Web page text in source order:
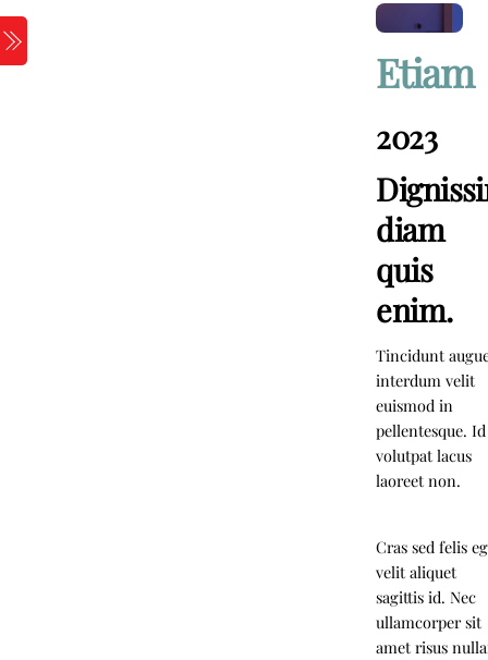
Skip
to
content
Etiam
2023
diam
quis
enim.
Tincidunt
interdum velit
euismod in
pellentesque. Id
volutpat lacus
laoreet non.
Cras sed felis
velit aliquet
sagittis id. Nec
ullamcorper sit
amet risus